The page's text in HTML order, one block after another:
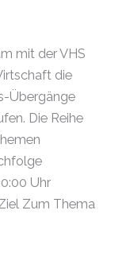
mit der VHS
die
Übergänge
Die Reihe
Uhr
Zum Thema